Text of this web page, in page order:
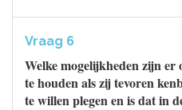
Vraag 6
Welke mogelijkheden zijn er
te houden als zij tevoren
te willen plegen en is dat in